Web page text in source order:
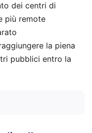
dei centri di
più remote
la piena
pubblici entro la